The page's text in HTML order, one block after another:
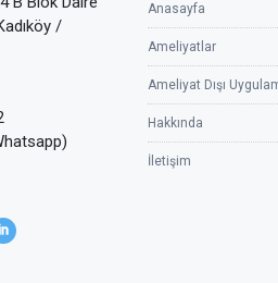
/
Anasayfa
Ameliyatlar
Ameliyat Dışı
Hakkında
İletişim